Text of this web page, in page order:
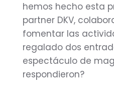
hemos hecho esta
partner DKV,
fomentar las
regalado dos
espectáculo de
respondieron?